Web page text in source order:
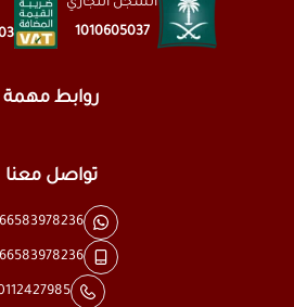
السجل التجاري
1010605037
روابط مهمة
تواصل معنا